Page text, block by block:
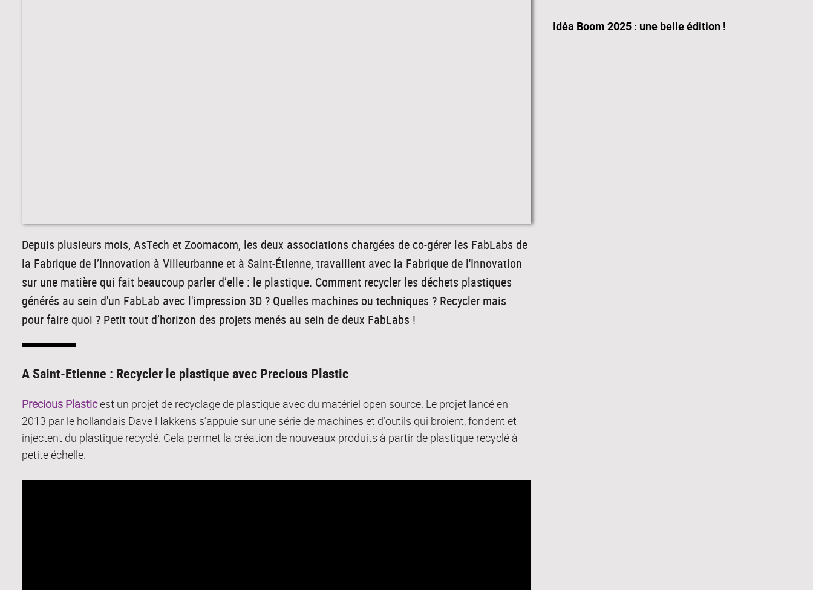
Depuis plusieurs mois, AsTech et Zoomacom, les deux associations chargées de co-gérer les FabLabs de
la Fabrique de l’Innovation à Villeurbanne et à Saint-Étienne, travaillent avec la Fabrique de l'Innovation
sur une matière qui fait beaucoup parler d’elle : le plastique. Comment recycler les déchets plastiques
générés au sein d'un FabLab avec l'impression 3D ? Quelles machines ou techniques ? Recycler mais
pour faire quoi ? Petit tout d’horizon des projets menés au sein de deux FabLabs !
A Saint-Etienne : Recycler le plastique avec Precious Plastic
Precious Plasticest un projet de recyclage de plastique avec du matériel open source. Le projet lancé en
2013 par le hollandais Dave Hakkens s’appuie sur une série de machines et d’outils qui broient, fondent et
injectent du plastique recyclé. Cela permet la création de nouveaux produits à partir de plastique recyclé à
petite échelle.
Idéa Boom 2025 : une belle édition !